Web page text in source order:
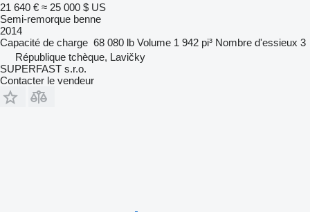
21 640 € ≈ 25 000 $ US
Semi-remorque benne
2014
Capacité de charge 68 080 lb Volume 1 942 pi³ Nombre d'essieux 3
République tchèque, Lavičky
SUPERFAST s.r.o.
Contacter le vendeur